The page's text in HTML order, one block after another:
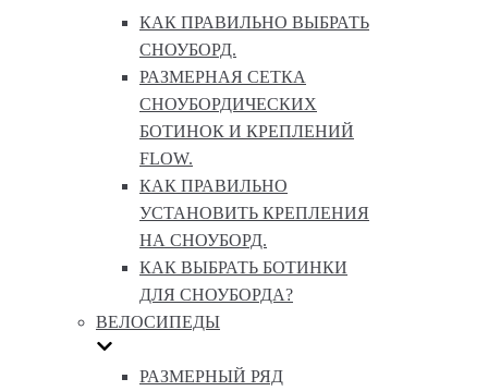
КАК ПРАВИЛЬНО ВЫБРАТЬ
СНОУБОРД.
РАЗМЕРНАЯ СЕТКА
СНОУБОРДИЧЕСКИХ
БОТИНОК И КРЕПЛЕНИЙ
FLOW.
КАК ПРАВИЛЬНО
УСТАНОВИТЬ КРЕПЛЕНИЯ
НА СНОУБОРД.
КАК ВЫБРАТЬ БОТИНКИ
ДЛЯ СНОУБОРДА?
ВЕЛОСИПЕДЫ
РАЗМЕРНЫЙ РЯД